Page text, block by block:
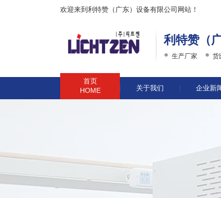
欢迎来到利特赞（广东）设备有限公司网站！
利特赞（
生产厂家 货
首页
HOME 关于我们 企业新